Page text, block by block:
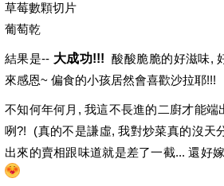
草莓數顆切片
葡萄乾
結果是-- 大成功!!! 酸酸脆脆的好滋味,
來感恩~ 偏食的小孩居然會喜歡沙拉耶!!!
不知何年何月, 我這不長進的二廚才能端
咧?! (真的不是謙虛, 我對炒菜真的沒天
出來的賣相跟味道就是差了一截... 還好